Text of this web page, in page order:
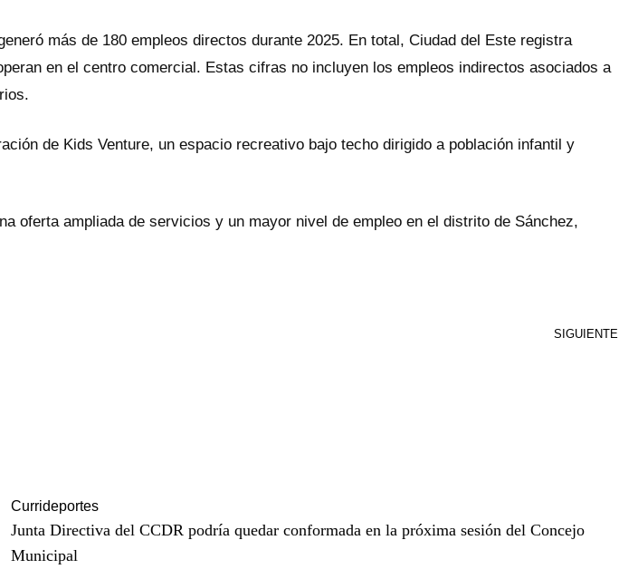
más de 180 empleos directos durante 2025. En total, Ciudad del Este registra
en el centro comercial. Estas cifras no incluyen los empleos indirectos asociados a
de Kids Venture, un espacio recreativo bajo techo dirigido a población infantil y
oferta ampliada de servicios y un mayor nivel de empleo en el distrito de Sánchez,
SIGUIENTE
Currideportes
Junta Directiva del CCDR podría quedar conformada en la próxima sesión del Concejo
Municipal